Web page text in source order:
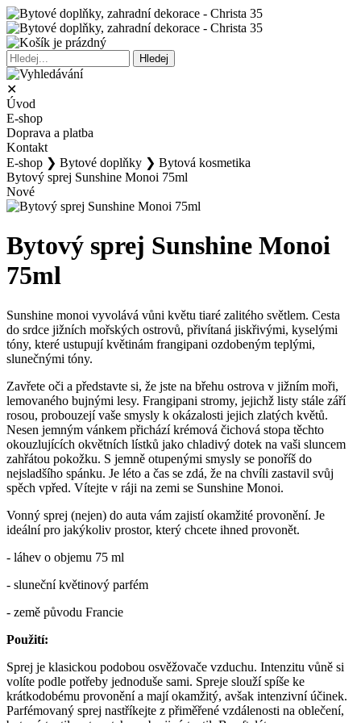
✕
Úvod
E-shop
Doprava a platba
Kontakt
E-shop ❯ Bytové doplňky ❯ Bytová kosmetika
Bytový sprej Sunshine Monoi 75ml
Nové
Bytový sprej Sunshine Monoi
75ml
Sunshine monoi vyvolává vůni květu tiaré zalitého světlem. Cesta
do srdce jižních mořských ostrovů, přivítaná jiskřivými, kyselými
tóny, které ustupují květinám frangipani ozdobeným teplými,
slunečnými tóny.
Zavřete oči a představte si, že jste na břehu ostrova v jižním moři,
lemovaného bujnými lesy. Frangipani stromy, jejichž listy stále září
rosou, probouzejí vaše smysly k okázalosti jejich zlatých květů.
Nesen jemným vánkem přichází krémová čichová stopa těchto
okouzlujících okvětních lístků jako chladivý dotek na vaši sluncem
zahřátou pokožku. S jemně otupenými smysly se ponoříš do
nejsladšího spánku. Je léto a čas se zdá, že na chvíli zastavil svůj
spěch vpřed. Vítejte v ráji na zemi se Sunshine Monoi.
Vonný sprej (nejen) do auta vám zajistí okamžité provonění. Je
ideální pro jakýkoliv prostor, který chcete ihned provonět.
- láhev o objemu 75 ml
- sluneční květinový parfém
- země původu Francie
Použití:
Sprej je klasickou podobou osvěžovače vzduchu. Intenzitu vůně si
volíte podle potřeby jednoduše sami. Spreje slouží spíše ke
krátkodobému provonění a mají okamžitý, avšak intenzivní účinek.
Parfémovaný sprej nastříkejte z přiměřené vzdálenosti na oblečení,